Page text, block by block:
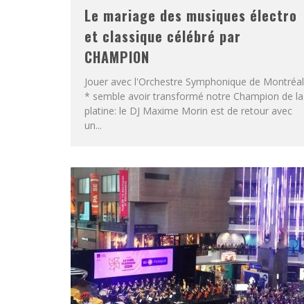
Le mariage des musiques électro
et classique célébré par
CHAMPION
Jouer avec l'Orchestre Symphonique de Montréal
* semble avoir transformé notre Champion de la
platine: le DJ Maxime Morin est de retour avec
un...